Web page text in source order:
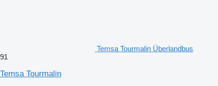
Temsa Tourmalin Überlandbus
91
Temsa Tourmalin